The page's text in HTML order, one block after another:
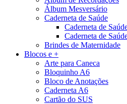
Álbum Mesversário
Caderneta de Saúde
Caderneta de
Caderneta de
Brindes de Maternidade
Blocos e +
Arte para Caneca
Bloquinho A6
Bloco de Anotações
Caderneta A6
Cartão do SUS